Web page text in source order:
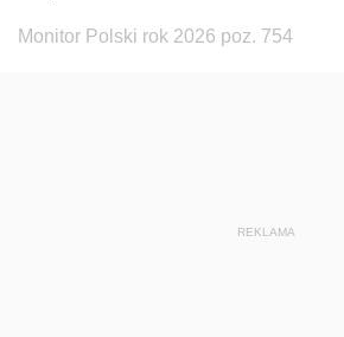
Monitor Polski rok 2026 poz. 754
REKLAMA